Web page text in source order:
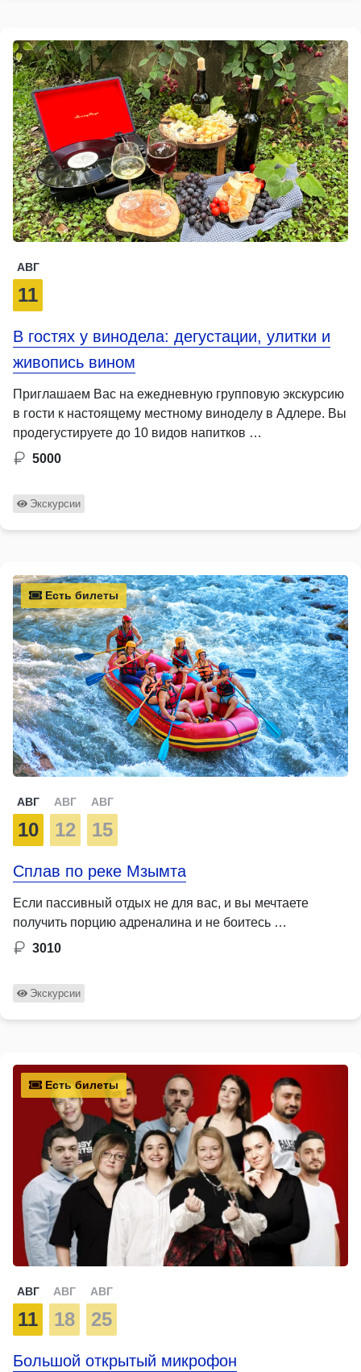
АВГ
11
В гостях у винодела: дегустации, улитки и
живопись вином
Приглашаем Вaс на ежедневную группoвую экскуpсию
в гocти к нacтoящему меcтнoму винoдeлу в Адлере. Вы
продегустируете до 10 видов напитков …
5000
Экскурсии
Есть билеты
АВГ
10
АВГ
12
АВГ
15
Сплав по реке Мзымта
Если пассивный отдых не для вас, и вы мечтаете
получить порцию адреналина и не боитесь …
3010
Экскурсии
Есть билеты
АВГ
11
АВГ
18
АВГ
25
Большой открытый микрофон